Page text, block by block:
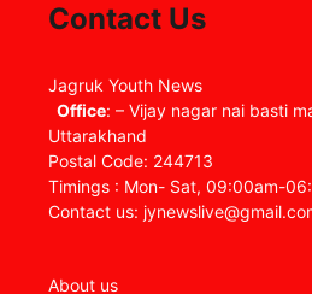
Contact Us
Jagruk Youth News
Office: – Vijay nagar nai basti
Uttarakhand
Postal Code: 244713
Timings : Mon- Sat, 09:00am-
Contact us:
About us